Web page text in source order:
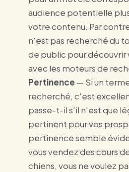
audience potentielle
votre contenu. Par
n'est pas recherché du
de public pour
avec les moteurs de
Pertinence — Si un
recherché, c'est
passe-t-il s'il n'est que
pertinent pour vos
pertinence semble
vous vendez des cours
chiens, vous ne voulez